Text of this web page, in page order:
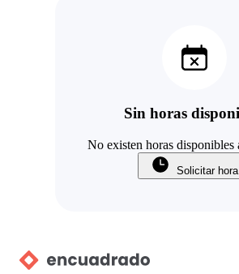
Sin horas
No existen horas disponibles
Solicitar hora